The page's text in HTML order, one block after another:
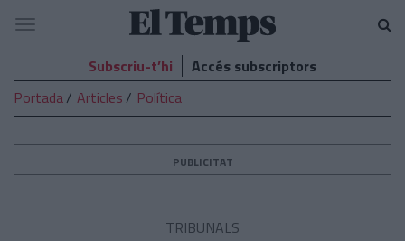
El
Temps
Navegació
Subscriu-t’hi
Accés subscriptors
Portada
Articles Política
PUBLICITAT
TRIBUNALS